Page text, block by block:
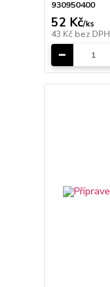
930950400
52 Kč/ks
43 Kč bez DPH